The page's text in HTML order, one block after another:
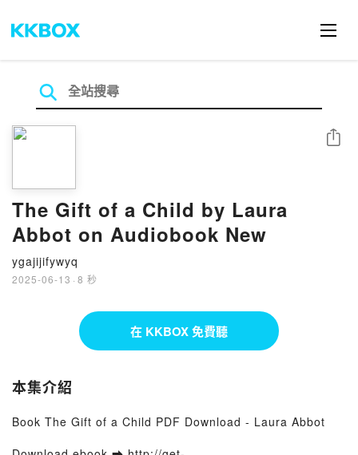
The Gift of a Child by Laura
Abbot on Audiobook New
ygajijifywyq
2025-06-13 · 8 秒
分享
在 KKBOX 免費聽
本集介紹
Book The Gift of a Child PDF Download - Laura Abbot